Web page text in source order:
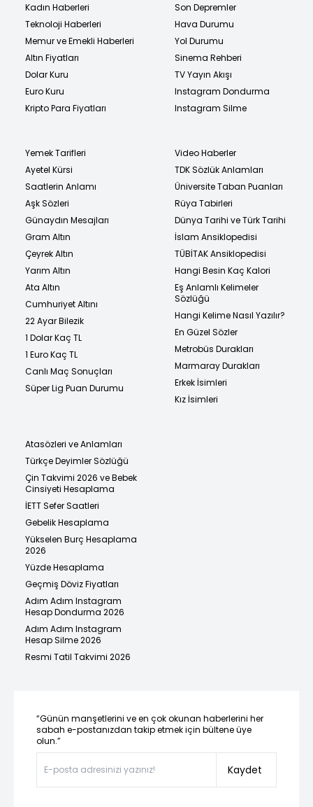
Kadın Haberleri
Teknoloji Haberleri
Memur ve Emekli Haberleri
Altın Fiyatları
Dolar Kuru
Euro Kuru
Kripto Para Fiyatları
Son Depremler
Hava Durumu
Yol Durumu
Sinema Rehberi
TV Yayın Akışı
Instagram Dondurma
Instagram Silme
Yemek Tarifleri
Ayetel Kürsi
Saatlerin Anlamı
Aşk Sözleri
Günaydın Mesajları
Gram Altın
Çeyrek Altın
Yarım Altın
Ata Altın
Cumhuriyet Altını
22 Ayar Bilezik
1 Dolar Kaç TL
1 Euro Kaç TL
Canlı Maç Sonuçları
Süper Lig Puan Durumu
Video Haberler
TDK Sözlük Anlamları
Üniversite Taban Puanları
Rüya Tabirleri
Dünya Tarihi ve Türk Tarihi
İslam Ansiklopedisi
TÜBİTAK Ansiklopedisi
Hangi Besin Kaç Kalori
Eş Anlamlı Kelimeler
Sözlüğü
Hangi Kelime Nasıl Yazılır?
En Güzel Sözler
Metrobüs Durakları
Marmaray Durakları
Erkek İsimleri
Kız İsimleri
Atasözleri ve Anlamları
Türkçe Deyimler Sözlüğü
Çin Takvimi 2026 ve Bebek
Cinsiyeti Hesaplama
İETT Sefer Saatleri
Gebelik Hesaplama
Yükselen Burç Hesaplama
2026
Yüzde Hesaplama
Geçmiş Döviz Fiyatları
Adım Adım Instagram
Hesap Dondurma 2026
Adım Adım Instagram
Hesap Silme 2026
Resmi Tatil Takvimi 2026
“Günün manşetlerini ve en çok okunan haberlerini her
sabah e-postanızdan takip etmek için bültene üye
olun.”
Kaydet